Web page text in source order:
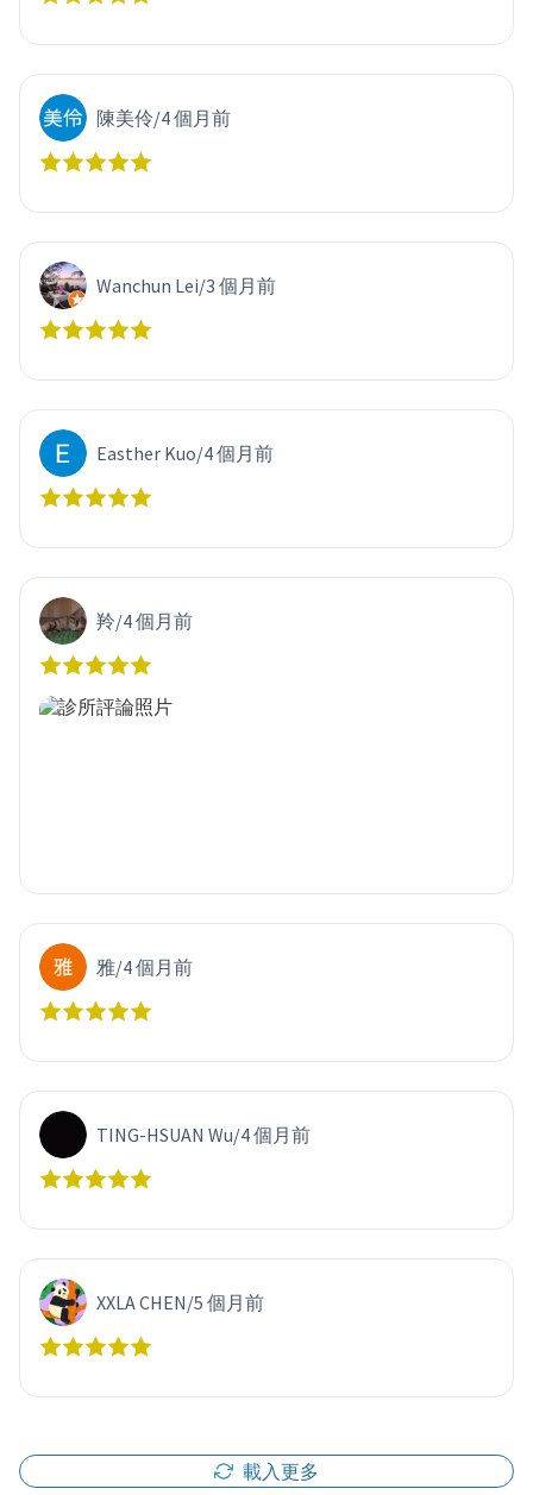
陳美伶/4 個月前
Wanchun Lei/3 個月前
Easther Kuo/4 個月前
羚/4 個月前
雅/4 個月前
TING-HSUAN Wu/4 個月前
XXLA CHEN/5 個月前
載入更多